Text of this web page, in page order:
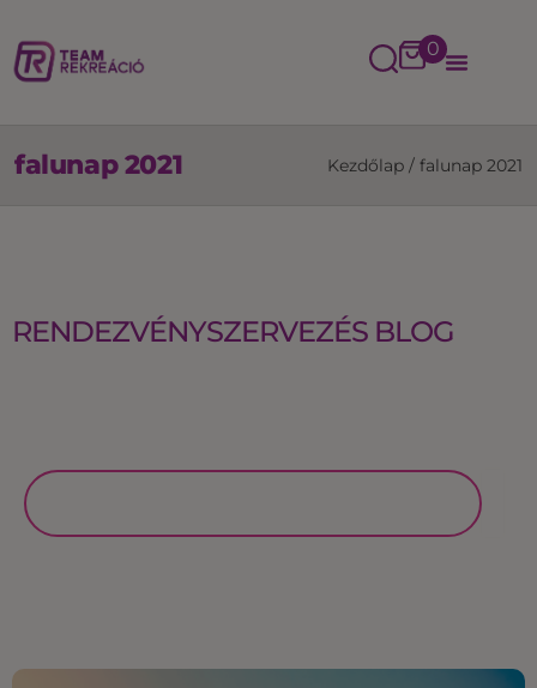
0
falunap 2021 Kezdőlap / falunap 2021
RENDEZVÉNYSZERVEZÉS BLOG